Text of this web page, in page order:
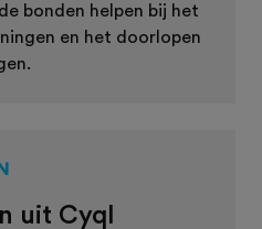
bonden helpen bij het
en het doorlopen
uit Cyql